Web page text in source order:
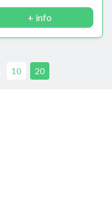
+ info
10 20